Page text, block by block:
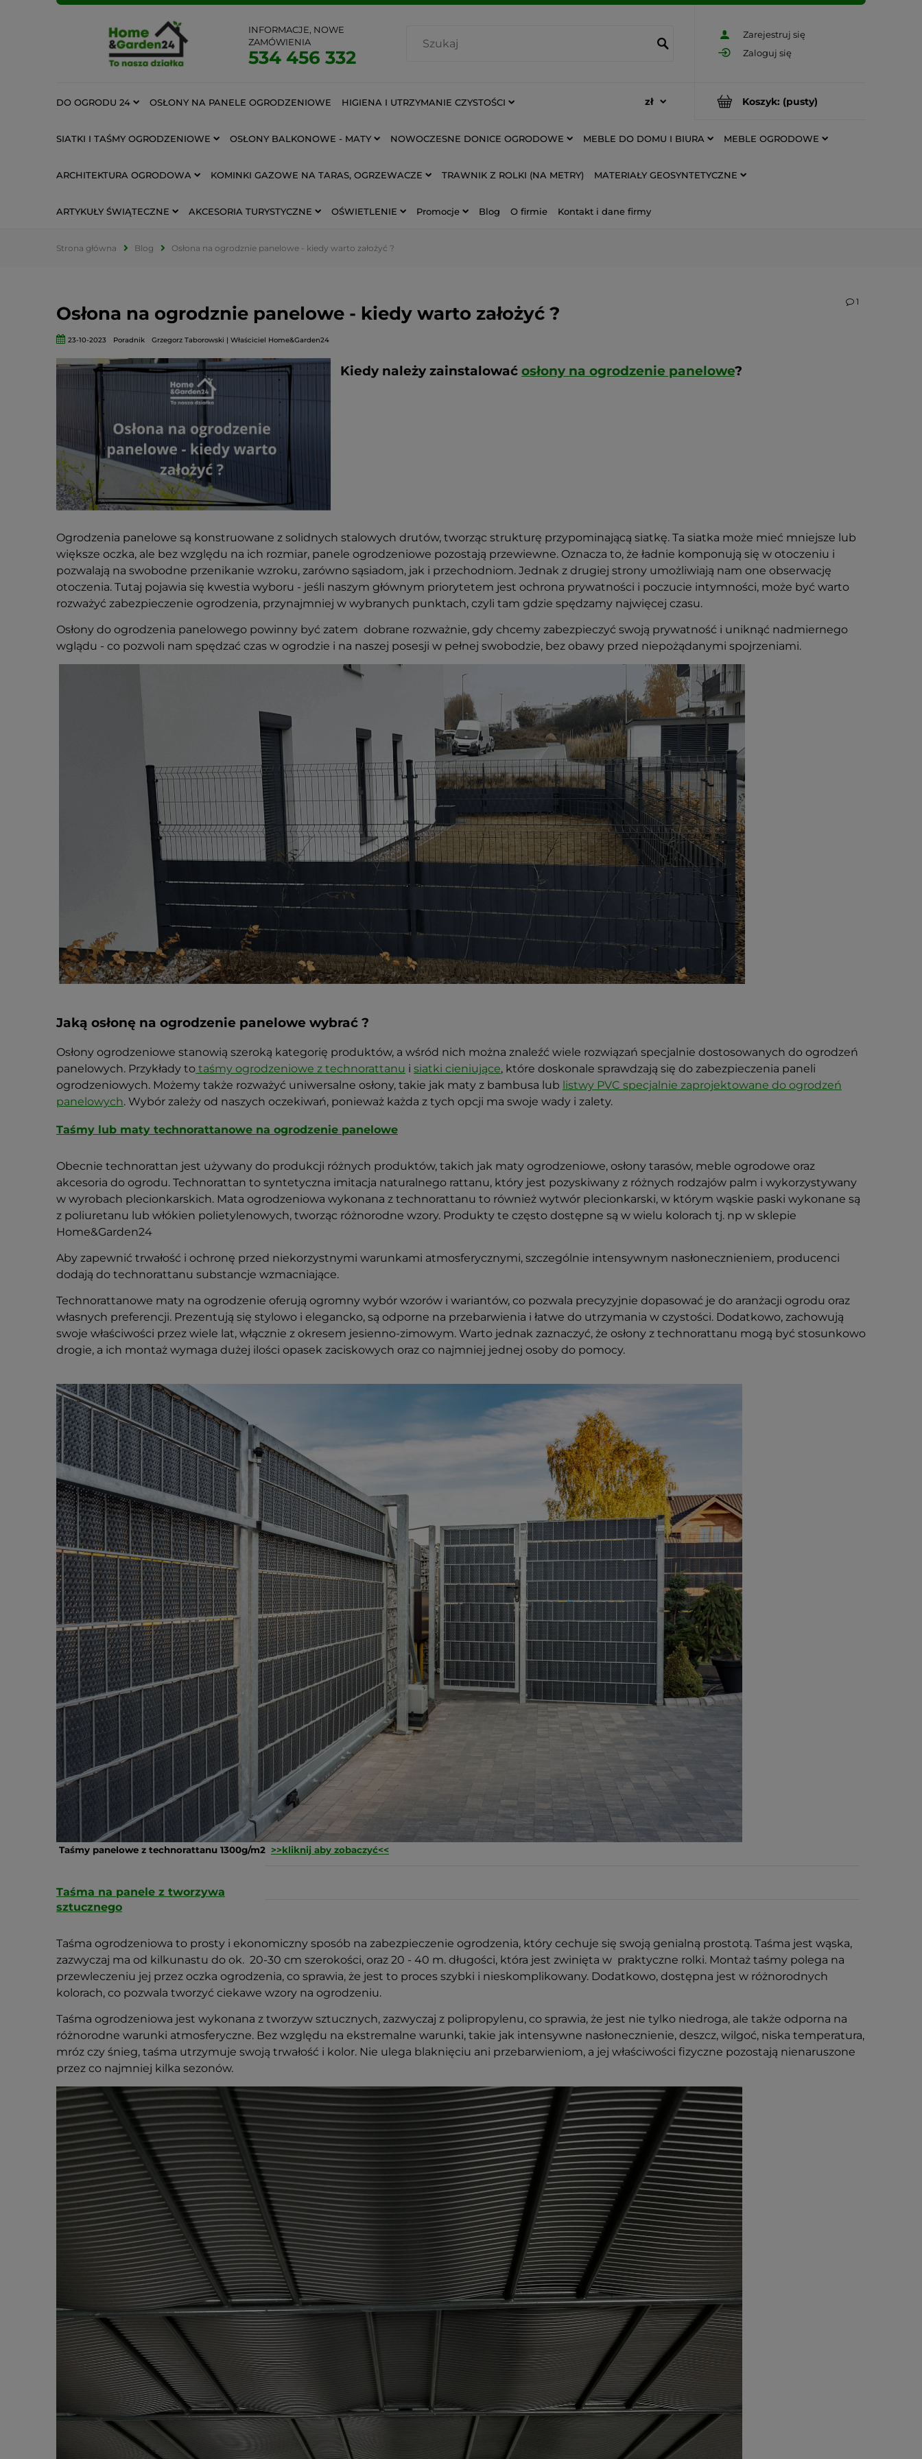
Zarejestruj się
Zaloguj się
INFORMACJE, NOWE
ZAMÓWIENIA
534 456 332
Koszyk: (pusty)
DO OGRODU 24 OSŁONY NA PANELE OGRODZENIOWE HIGIENA I UTRZYMANIE CZYSTOŚCI
SIATKI I TAŚMY OGRODZENIOWE OSŁONY BALKONOWE - MATY NOWOCZESNE DONICE OGRODOWE MEBLE DO DOMU I BIURA MEBLE OGRODOWE
ARCHITEKTURA OGRODOWA KOMINKI GAZOWE NA TARAS, OGRZEWACZE TRAWNIK Z ROLKI (NA METRY) MATERIAŁY GEOSYNTETYCZNE
ARTYKUŁY ŚWIĄTECZNE AKCESORIA TURYSTYCZNE OŚWIETLENIE Promocje Blog O firmie Kontakt i dane firmy
Strona główna Blog Osłona na ogrodznie panelowe - kiedy warto założyć ?
Osłona na ogrodznie panelowe - kiedy warto założyć ?
1
23-10-2023 Poradnik Grzegorz Taborowski | Właściciel Home&Garden24
Kiedy należy zainstalować osłony na ogrodzenie panelowe?
Ogrodzenia panelowe są konstruowane z solidnych stalowych drutów, tworząc strukturę przypominającą siatkę. Ta siatka może mieć mniejsze lub
większe oczka, ale bez względu na ich rozmiar, panele ogrodzeniowe pozostają przewiewne. Oznacza to, że ładnie komponują się w otoczeniu i
pozwalają na swobodne przenikanie wzroku, zarówno sąsiadom, jak i przechodniom. Jednak z drugiej strony umożliwiają nam one obserwację
otoczenia. Tutaj pojawia się kwestia wyboru - jeśli naszym głównym priorytetem jest ochrona prywatności i poczucie intymności, może być warto
rozważyć zabezpieczenie ogrodzenia, przynajmniej w wybranych punktach, czyli tam gdzie spędzamy najwięcej czasu.
Osłony do ogrodzenia panelowego powinny być zatem dobrane rozważnie, gdy chcemy zabezpieczyć swoją prywatność i uniknąć nadmiernego
wglądu - co pozwoli nam spędzać czas w ogrodzie i na naszej posesji w pełnej swobodzie, bez obawy przed niepożądanymi spojrzeniami.
Jaką osłonę na ogrodzenie panelowe wybrać ?
Osłony ogrodzeniowe stanowią szeroką kategorię produktów, a wśród nich można znaleźć wiele rozwiązań specjalnie dostosowanych do ogrodzeń
panelowych. Przykłady to taśmy ogrodzeniowe z technorattanu i siatki cieniujące, które doskonale sprawdzają się do zabezpieczenia paneli
ogrodzeniowych. Możemy także rozważyć uniwersalne osłony, takie jak maty z bambusa lub listwy PVC specjalnie zaprojektowane do ogrodzeń
panelowych. Wybór zależy od naszych oczekiwań, ponieważ każda z tych opcji ma swoje wady i zalety.
Taśmy lub maty technorattanowe na ogrodzenie panelowe
Obecnie technorattan jest używany do produkcji różnych produktów, takich jak maty ogrodzeniowe, osłony tarasów, meble ogrodowe oraz
akcesoria do ogrodu. Technorattan to syntetyczna imitacja naturalnego rattanu, który jest pozyskiwany z różnych rodzajów palm i wykorzystywany
w wyrobach plecionkarskich. Mata ogrodzeniowa wykonana z technorattanu to również wytwór plecionkarski, w którym wąskie paski wykonane są
z poliuretanu lub włókien polietylenowych, tworząc różnorodne wzory. Produkty te często dostępne są w wielu kolorach tj. np w sklepie
Home&Garden24
Aby zapewnić trwałość i ochronę przed niekorzystnymi warunkami atmosferycznymi, szczególnie intensywnym nasłonecznieniem, producenci
dodają do technorattanu substancje wzmacniające.
Technorattanowe maty na ogrodzenie oferują ogromny wybór wzorów i wariantów, co pozwala precyzyjnie dopasować je do aranżacji ogrodu oraz
własnych preferencji. Prezentują się stylowo i elegancko, są odporne na przebarwienia i łatwe do utrzymania w czystości. Dodatkowo, zachowują
swoje właściwości przez wiele lat, włącznie z okresem jesienno-zimowym. Warto jednak zaznaczyć, że osłony z technorattanu mogą być stosunkowo
drogie, a ich montaż wymaga dużej ilości opasek zaciskowych oraz co najmniej jednej osoby do pomocy.
Taśmy panelowe z technorattanu 1300g/m2 >>kliknij aby zobaczyć<<
Taśma na panele z tworzywa
sztucznego
Taśma ogrodzeniowa to prosty i ekonomiczny sposób na zabezpieczenie ogrodzenia, który cechuje się swoją genialną prostotą. Taśma jest wąska,
zazwyczaj ma od kilkunastu do ok. 20-30 cm szerokości, oraz 20 - 40 m. długości, która jest zwinięta w praktyczne rolki. Montaż taśmy polega na
przewleczeniu jej przez oczka ogrodzenia, co sprawia, że jest to proces szybki i nieskomplikowany. Dodatkowo, dostępna jest w różnorodnych
kolorach, co pozwala tworzyć ciekawe wzory na ogrodzeniu.
Taśma ogrodzeniowa jest wykonana z tworzyw sztucznych, zazwyczaj z polipropylenu, co sprawia, że jest nie tylko niedroga, ale także odporna na
różnorodne warunki atmosferyczne. Bez względu na ekstremalne warunki, takie jak intensywne nasłonecznienie, deszcz, wilgoć, niska temperatura,
mróz czy śnieg, taśma utrzymuje swoją trwałość i kolor. Nie ulega blaknięciu ani przebarwieniom, a jej właściwości fizyczne pozostają nienaruszone
przez co najmniej kilka sezonów.